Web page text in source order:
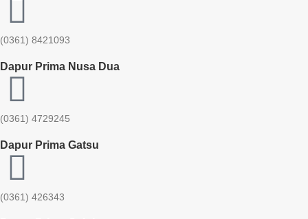
(0361) 8421093
Dapur Prima Nusa Dua
(0361) 4729245
Dapur Prima Gatsu
(0361) 426343